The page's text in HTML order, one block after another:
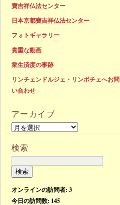
寶吉祥仏法センター
日本京都寶吉祥仏法センター
フォトギャラリー
貴重な動画
衆生済度の事跡
リンチェンドルジェ・リンポチェへお問
い合わせ
アーカイブ
検索
オンラインの訪問者: 3
今日の訪問数: 145